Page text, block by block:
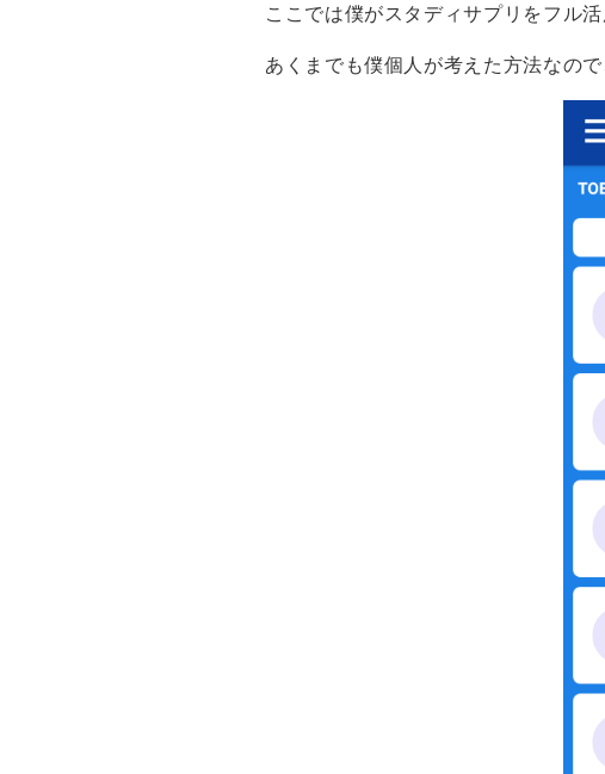
ここでは僕がスタディサプリをフル活
あくまでも僕個人が考えた方法なの